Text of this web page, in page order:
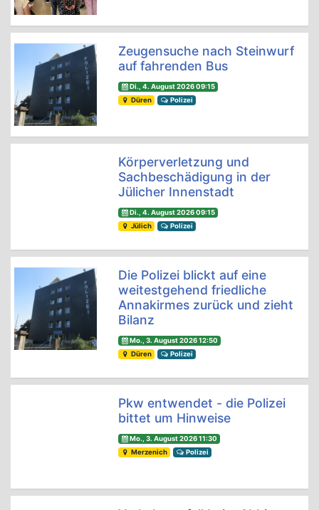
Zeugensuche nach Steinwurf
auf fahrenden Bus
Di., 4. August 2026 09:15
Düren
Polizei
Körperverletzung und
Sachbeschädigung in der
Jülicher Innenstadt
Di., 4. August 2026 09:15
Jülich
Polizei
Die Polizei blickt auf eine
weitestgehend friedliche
Annakirmes zurück und zieht
Bilanz
Mo., 3. August 2026 12:50
Düren
Polizei
Pkw entwendet - die Polizei
bittet um Hinweise
Mo., 3. August 2026 11:30
Merzenich
Polizei